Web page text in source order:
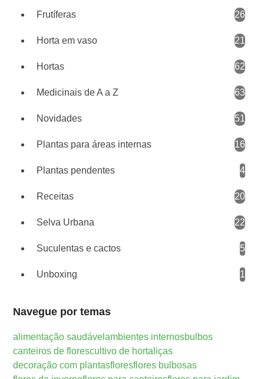
Frutíferas 26
Horta em vaso 21
Hortas 62
Medicinais de A a Z 63
Novidades 51
Plantas para áreas internas 16
Plantas pendentes 4
Receitas 20
Selva Urbana 22
Suculentas e cactos 5
Unboxing 1
Navegue por temas
alimentação saudávelambientes internosbulbos
canteiros de florescultivo de hortaliças
decoração com plantasfloresflores bulbosas